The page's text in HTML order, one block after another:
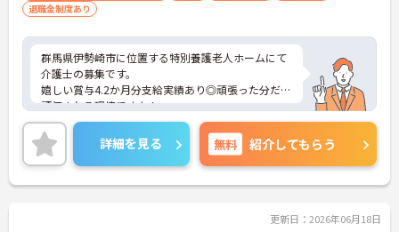
退職金制度あり
群馬県伊勢崎市に位置する特別養護老人ホームにて
介護士の募集です。
嬉しい賞与4.2か月分支給実績あり◎頑張った分だけ
評価される環境ですよ！
また残業はほとんど無いので出勤日でもプライベー
トの時間を確保して頂けます。
社会保険はもちろん、住宅手当など各種手当や制度
など、福利厚生もしっかり◎安心して長く働ける環
境が整っています♪
詳細を見る 無料 紹介してもらう
更新日：2026年06月18日